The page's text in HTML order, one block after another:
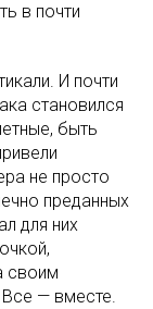
в почти
И почти
становился
быть
не просто
преданных
для них
своим
— вместе.